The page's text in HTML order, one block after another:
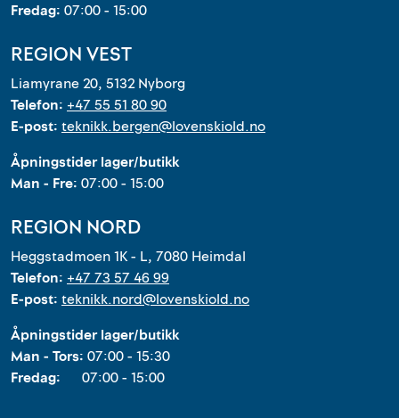
Fredag: 07:00 - 15:00
REGION VEST
Liamyrane 20, 5132 Nyborg
Telefon: +47 55 51 80 90
E-post: teknikk.bergen@lovenskiold.no
Åpningstider lager/butikk
Man - Fre: 07:00 - 15:00
REGION NORD
Heggstadmoen 1K - L, 7080 Heimdal
Telefon: +47 73 57 46 99
E-post: teknikk.nord@lovenskiold.no
Åpningstider lager/butikk
Man - Tors: 07:00 - 15:30
Fredag: 07:00 - 15:00